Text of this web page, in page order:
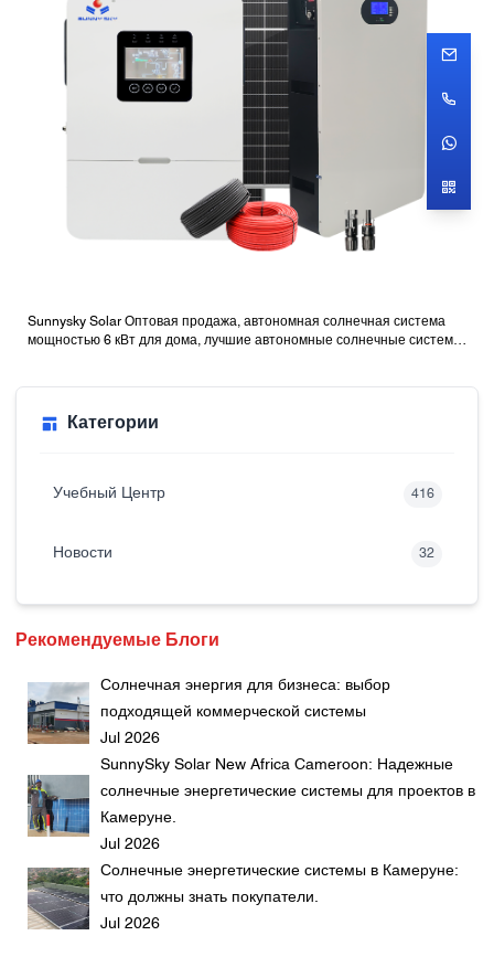
Sunnysky Solar Оптовая продажа, автономная солнечная система
мощностью 6 кВт для дома, лучшие автономные солнечные системы
Категории
Учебный Центр 416
Новости 32
Рекомендуемые Блоги
Солнечная энергия для бизнеса: выбор
подходящей коммерческой системы
Jul 2026
SunnySky Solar New Africa Cameroon: Надежные
солнечные энергетические системы для проектов в
Камеруне.
Jul 2026
Солнечные энергетические системы в Камеруне:
что должны знать покупатели.
Jul 2026